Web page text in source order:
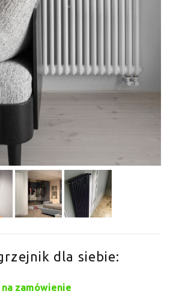
dla siebie:
zamówienie